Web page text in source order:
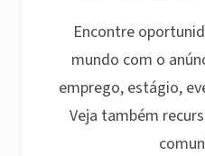
Encontre
mundo com o
emprego, estágio,
Veja também